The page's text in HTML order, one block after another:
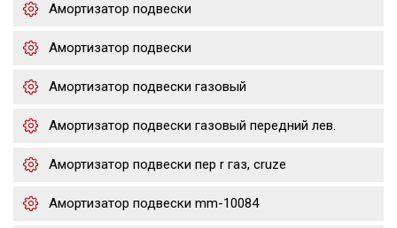
Амортизатор подвески
Амортизатор подвески
Амортизатор подвески газовый
Амортизатор подвески газовый передний лев.
Амортизатор подвески пер r газ, cruze
Амортизатор подвески mm-10084